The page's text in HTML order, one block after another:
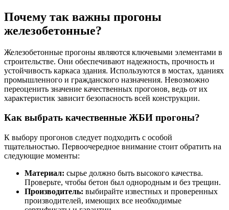
Почему так важны прогоны
железобетонные?
Железобетонные прогоны являются ключевыми элементами в
строительстве. Они обеспечивают надежность, прочность и
устойчивость каркаса здания. Используются в мостах, зданиях
промышленного и гражданского назначения. Невозможно
переоценить значение качественных прогонов, ведь от их
характеристик зависит безопасность всей конструкции.
Как выбрать качественные ЖБИ прогоны?
К выбору прогонов следует подходить с особой
тщательностью. Первоочередное внимание стоит обратить на
следующие моменты:
Материал: сырье должно быть высокого качества.
Проверьте, чтобы бетон был однородным и без трещин.
Производитель: выбирайте известных и проверенных
производителей, имеющих все необходимые